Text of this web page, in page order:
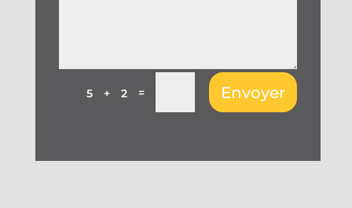
5 + 2 = Envoyer